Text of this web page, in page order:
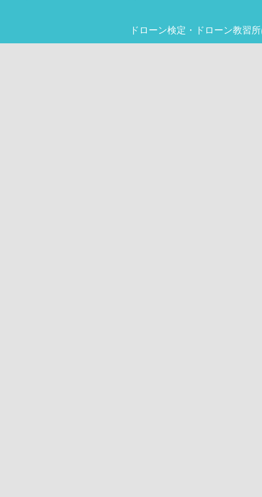
ドローン検定 ・ ドローン教習所